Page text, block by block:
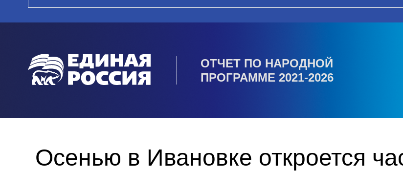
ОТЧЕТ ПО НАРОДНОЙ
ПРОГРАММЕ 2021-2026
Осенью в Ивановке откроется